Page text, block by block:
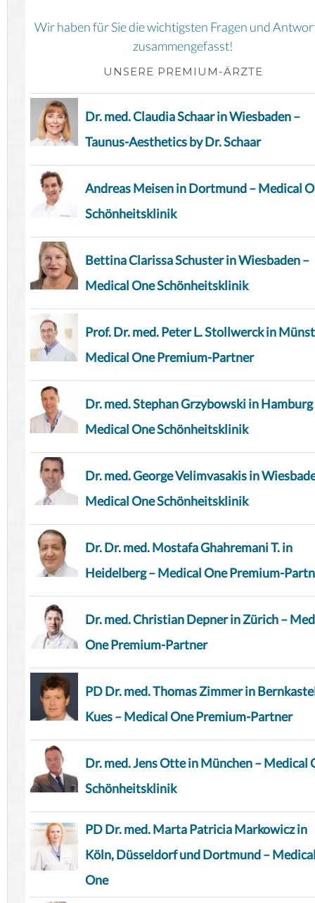
Wir haben für Sie die wichtigsten Fragen und
zusammengefasst!
UNSERE PREMIUM-ÄRZTE
Dr. med. Claudia Schaar in Wiesbaden –
Taunus-Aesthetics by Dr. Schaar
Andreas Meisen in Dortmund – Medical
Schönheitsklinik
Bettina Clarissa Schuster in Wiesbaden –
Medical One Schönheitsklinik
Prof. Dr. med. Peter L. Stollwerck in
Medical One Premium-Partner
Dr. med. Stephan Grzybowski in Hamburg
Medical One Schönheitsklinik
Dr. med. George Velimvasakis in
Medical One Schönheitsklinik
Dr. Dr. med. Mostafa Ghahremani T. in
Heidelberg – Medical One Premium-
Dr. med. Christian Depner in Zürich –
One Premium-Partner
PD Dr. med. Thomas Zimmer in
Kues – Medical One Premium-Partner
Dr. med. Jens Otte in München – Medical
Schönheitsklinik
PD Dr. med. Marta Patricia Markowicz in
Köln, Düsseldorf und Dortmund –
One